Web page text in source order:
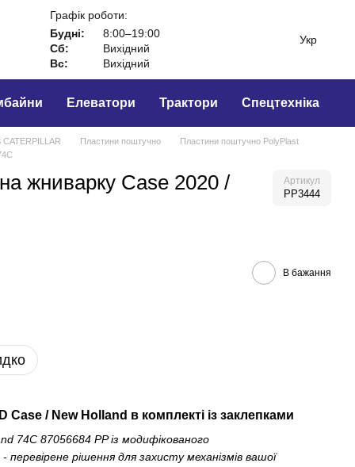
Графік роботи:
Будні:
8:00–19:00
Сб:
Вихідний
Вс:
Вихідний
Укр
Елеватори Трактори Спецтехніка
Пластини поштучно
Пластини поштучно PolyPlast
жниварку Сase 2020 /
Артикул
РР3444
В бажання
Case / New Holland в комплекті із заклепками
74C 87056684 PP із модифікованого
рішення для захисту механізмів вашої